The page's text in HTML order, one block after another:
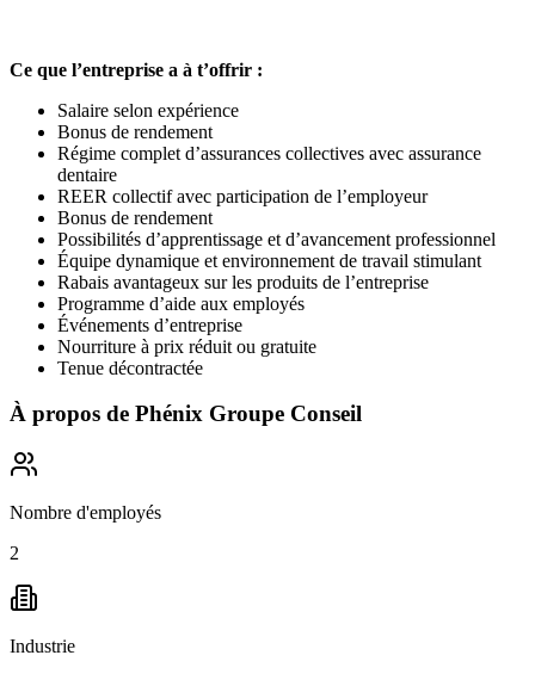
Ce que l’entreprise a à t’offrir :
Salaire selon expérience
Bonus de rendement
Régime complet d’assurances collectives avec assurance
dentaire
REER collectif avec participation de l’employeur
Bonus de rendement
Possibilités d’apprentissage et d’avancement professionnel
Équipe dynamique et environnement de travail stimulant
Rabais avantageux sur les produits de l’entreprise
Programme d’aide aux employés
Événements d’entreprise
Nourriture à prix réduit ou gratuite
Tenue décontractée
À propos de Phénix Groupe Conseil
Nombre d'employés
2
Industrie